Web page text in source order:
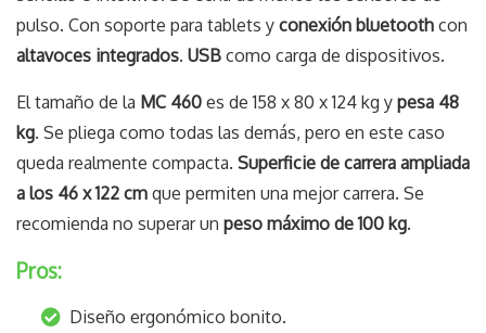
pulso. Con soporte para tablets y conexión bluetooth con
altavoces integrados. USB como carga de dispositivos.
El tamaño de la MC 460 es de 158 x 80 x 124 kg y pesa 48
kg. Se pliega como todas las demás, pero en este caso
queda realmente compacta. Superficie de carrera ampliada
a los 46 x 122 cm que permiten una mejor carrera. Se
recomienda no superar un peso máximo de 100 kg.
Pros:
Diseño ergonómico bonito.